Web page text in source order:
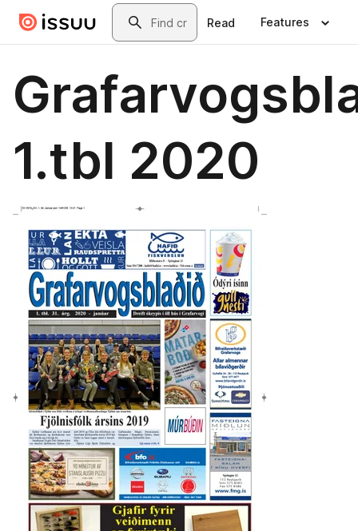
Skip to main contentSearch
Read Features
1.tbl 2020